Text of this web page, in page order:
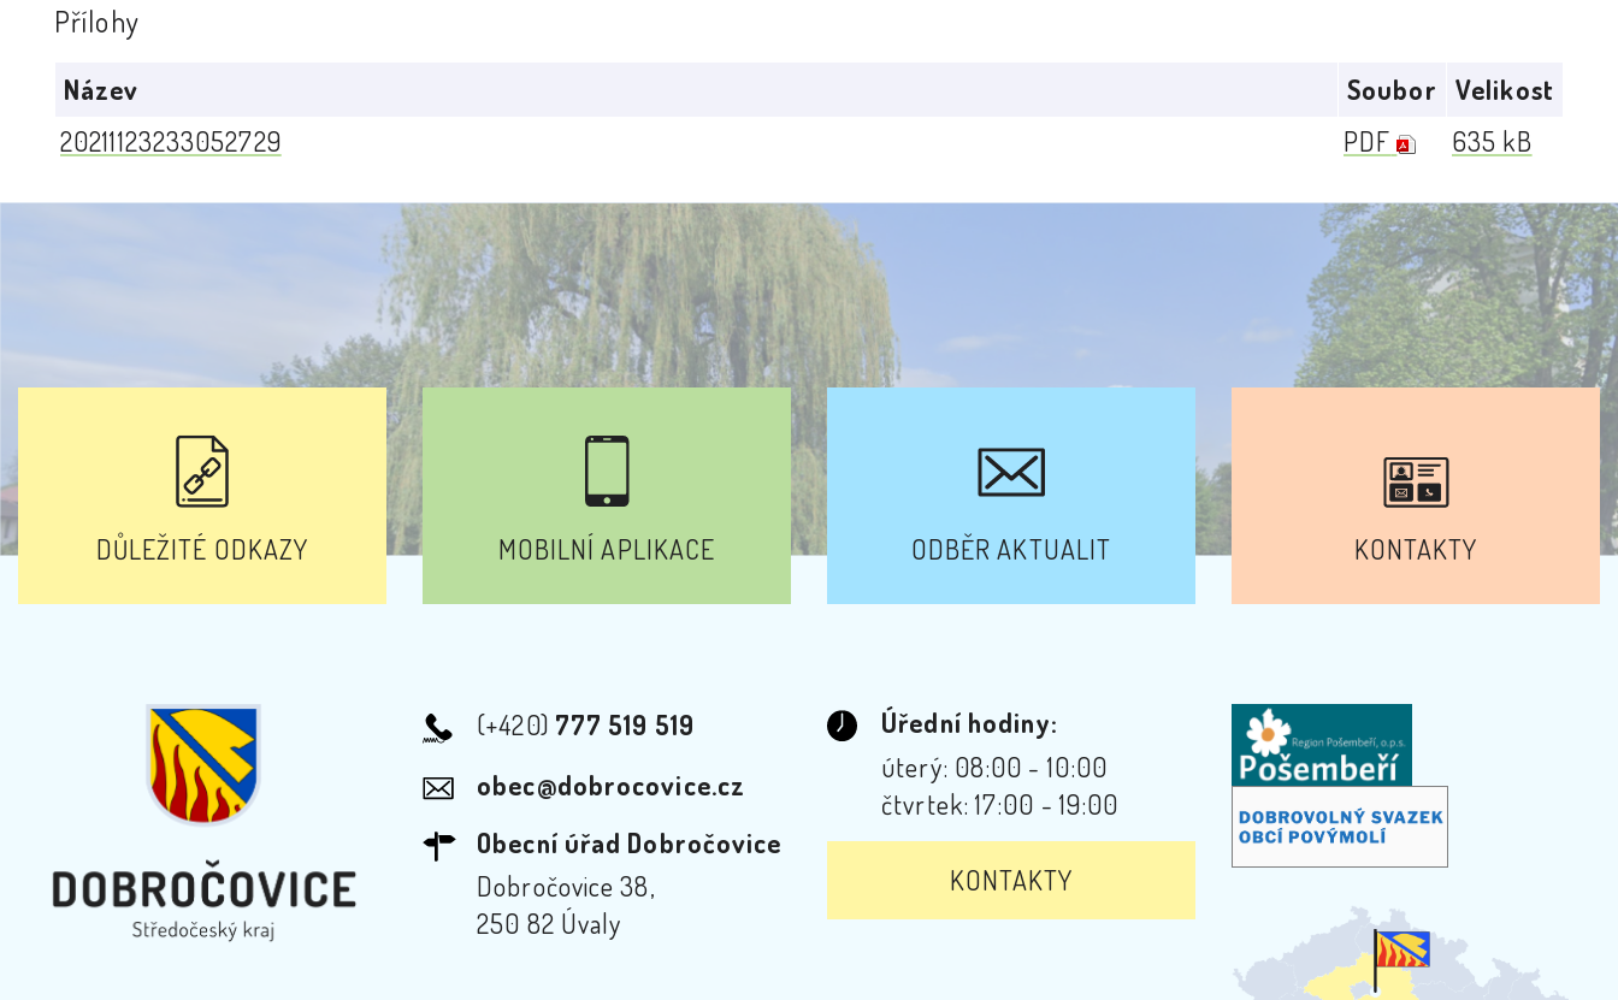
Přílohy
Název Soubor
Velikost
20211123233052729
PDF 635 kB
DŮLEŽITÉ ODKAZY MOBILNÍ APLIKACE ODBĚR AKTUALIT KONTAKTY
(+420) 777 519 519
obec@dobrocovice.cz
Obecní úřad Dobročovice
Dobročovice 38,
250 82 Úvaly
Úřední hodiny:
úterý: 08:00 - 10:00
čtvrtek: 17:00 - 19:00
KONTAKTY